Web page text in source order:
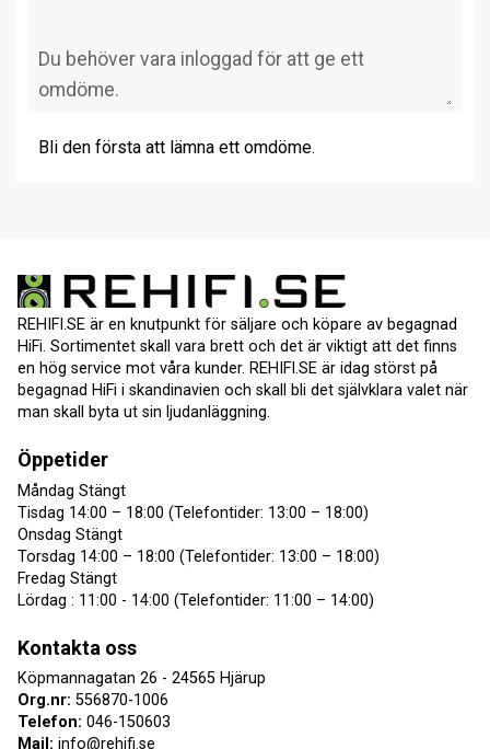
Bli den första att lämna ett omdöme.
REHIFI.SE är en knutpunkt för säljare och köpare av begagnad
HiFi. Sortimentet skall vara brett och det är viktigt att det finns
en hög service mot våra kunder. REHIFI.SE är idag störst på
begagnad HiFi i skandinavien och skall bli det självklara valet när
man skall byta ut sin ljudanläggning.
Öppetider
Måndag Stängt
Tisdag 14:00 – 18:00 (Telefontider: 13:00 – 18:00)
Onsdag Stängt
Torsdag 14:00 – 18:00 (Telefontider: 13:00 – 18:00)
Fredag Stängt
Lördag : 11:00 - 14:00 (Telefontider: 11:00 – 14:00)
Kontakta oss
Köpmannagatan 26 - 24565 Hjärup
Org.nr: 556870-1006
Telefon: 046-150603
Mail: info@rehifi.se